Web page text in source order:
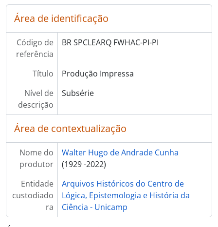
[] PCEGA - Proposição da Criação de uma Editora Gráfica da ADUSP
[] RCP - Reestruturação do Curso de Psicologia
Área de identificação
Código de
referência
BR SPCLEARQ FWHAC-PI-PI
Título
Produção Impressa
Nível de
descrição
Subsérie
Área de contextualização
Nome do
produtor
Walter Hugo de Andrade Cunha
(1929 -2022)
Entidade
custodiado
ra
Arquivos Históricos do Centro de
Lógica, Epistemologia e História da
Ciência - Unicamp